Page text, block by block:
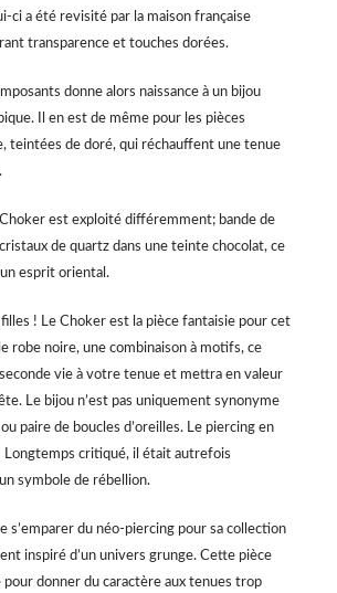
ci a été revisité par la maison française
transparence et touches dorées.
donne alors naissance à un bijou
Il en est de même pour les pièces
teintées de doré, qui réchauffent une tenue
est exploité différemment; bande de
de quartz dans une teinte chocolat, ce
esprit oriental.
! Le Choker est la pièce fantaisie pour cet
robe noire, une combinaison à motifs, ce
vie à votre tenue et mettra en valeur
Le bijou n’est pas uniquement synonyme
paire de boucles d’oreilles. Le piercing en
Longtemps critiqué, il était autrefois
symbole de rébellion.
s’emparer du néo-piercing pour sa collection
inspiré d’un univers grunge. Cette pièce
donner du caractère aux tenues trop